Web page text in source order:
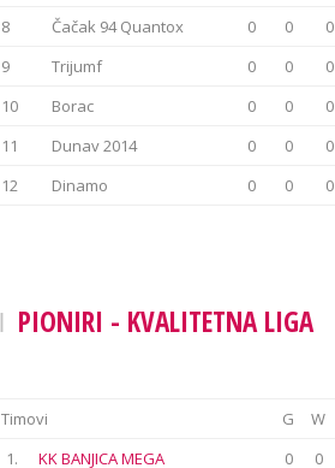
8
Čačak 94 Quantox 0 0 0
9
Trijumf 0 0 0
10
Borac 0 0 0
11
Dunav 2014 0 0 0
12
Dinamo 0 0 0
PIONIRI - KVALITETNA LIGA
Timovi G W
1.
KK BANJICA MEGA 0 0